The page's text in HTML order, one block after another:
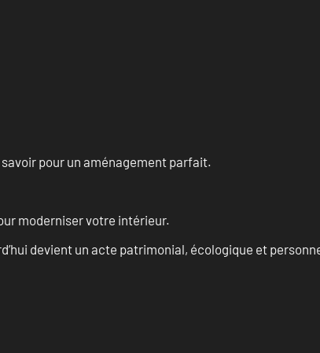
pour un aménagement parfait.
moderniser votre intérieur.
devient un acte patrimonial, écologique et